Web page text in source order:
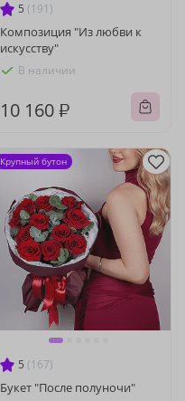
5 (191)
Композиция "Из любви к
искусству"
В наличии
10 160 ₽
5 (167)
Букет "После полуночи"
Крупный бутон